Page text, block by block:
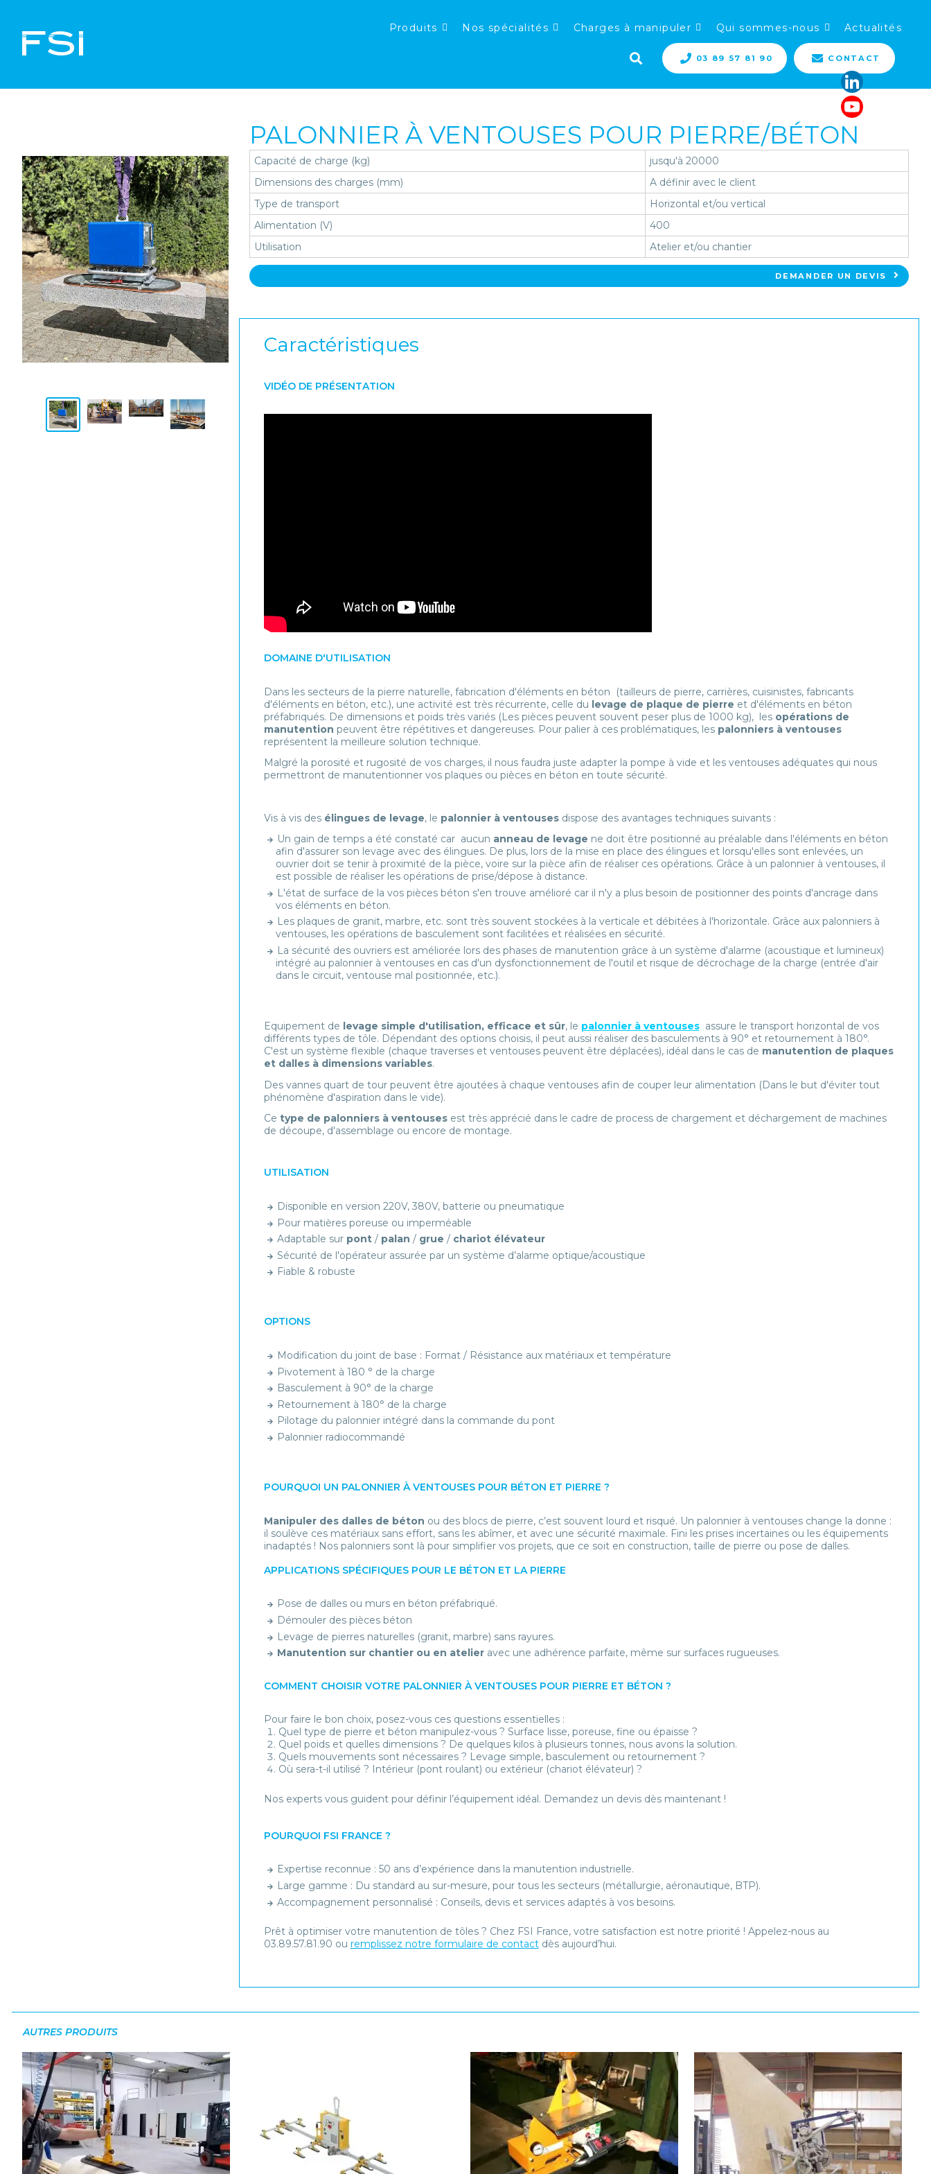
Produits Nos spécialités Charges à manipuler Qui sommes-nous Actualités
03 89 57 81 90 CONTACT
PALONNIER À VENTOUSES POUR PIERRE/BÉTON
Capacité de charge (kg)
jusqu'à 20000
Dimensions des charges (mm)
A définir avec le client
Type de transport
Horizontal et/ou vertical
Alimentation (V)
400
Utilisation
Atelier et/ou chantier
DEMANDER UN DEVIS
Caractéristiques
VIDÉO DE PRÉSENTATION
DOMAINE D'UTILISATION
Dans les secteurs de la pierre naturelle, fabrication d'éléments en béton (tailleurs de pierre, carrières, cuisinistes, fabricants
d'éléments en béton, etc.), une activité est très récurrente, celle du levage de plaque de pierre et d'éléments en béton
préfabriqués. De dimensions et poids très variés (Les pièces peuvent souvent peser plus de 1000 kg), les opérations de
manutention peuvent être répétitives et dangereuses. Pour palier à ces problématiques, les palonniers à ventouses
représentent la meilleure solution technique.
Malgré la porosité et rugosité de vos charges, il nous faudra juste adapter la pompe à vide et les ventouses adéquates qui nous
permettront de manutentionner vos plaques ou pièces en béton en toute sécurité.
Vis à vis des élingues de levage, le palonnier à ventousesdispose des avantages techniques suivants :
Un gain de temps a été constaté car aucun anneau de levage ne doit être positionné au préalable dans l'éléments en béton
afin d'assurer son levage avec des élingues. De plus, lors de la mise en place des élingues et lorsqu'elles sont enlevées, un
ouvrier doit se tenir à proximité de la pièce, voire sur la pièce afin de réaliser ces opérations. Grâce à un palonnier à ventouses, il
est possible de réaliser les opérations de prise/dépose à distance.
L'état de surface de la vos pièces béton s'en trouve amélioré car il n'y a plus besoin de positionner des points d'ancrage dans
vos éléments en béton.
Les plaques de granit, marbre, etc. sont très souvent stockées à la verticale et débitées à l'horizontale. Grâce aux palonniers à
ventouses, les opérations de basculement sont facilitées et réalisées en sécurité.
La sécurité des ouvriers est améliorée lors des phases de manutention grâce à un système d'alarme (acoustique et lumineux)
intégré au palonnier à ventouses en cas d'un dysfonctionnement de l'outil et risque de décrochage de la charge (entrée d'air
dans le circuit, ventouse mal positionnée, etc.).
Equipement de levage simple d'utilisation, efficace et sûr, le palonnier à ventouses assure le transport horizontal de vos
différents types de tôle. Dépendant des options choisis, il peut aussi réaliser des basculements à 90° et retournement à 180°.
C'est un système flexible (chaque traverses et ventouses peuvent être déplacées), idéal dans le cas de manutention de plaques
et dalles à dimensions variables.
Des vannes quart de tour peuvent être ajoutées à chaque ventouses afin de couper leur alimentation (Dans le but d'éviter tout
phénomène d'aspiration dans le vide).
Ce type de palonniers à ventousesest très apprécié dans le cadre de process de chargement et déchargement de machines
de découpe, d'assemblage ou encore de montage.
UTILISATION
Disponible en version 220V, 380V, batterie ou pneumatique
Pour matières poreuse ou imperméable
Adaptable sur pont / palan / grue / chariot élévateur
Sécurité de l'opérateur assurée par un système d’alarme optique/acoustique
Fiable & robuste
OPTIONS
Modification du joint de base : Format / Résistance aux matériaux et température
Pivotement à 180 ° de la charge
Basculement à 90° de la charge
Retournement à 180° de la charge
Pilotage du palonnier intégré dans la commande du pont
Palonnier radiocommandé
POURQUOI UN PALONNIER À VENTOUSES POUR BÉTON ET PIERRE ?
Manipuler des dalles de béton ou des blocs de pierre, c’est souvent lourd et risqué. Un palonnier à ventouseschange la donne :
il soulève ces matériaux sans effort, sans les abîmer, et avec une sécurité maximale. Fini les prises incertaines ou les équipements
inadaptés ! Nos palonniers sont là pour simplifier vos projets, que ce soit en construction, taille de pierre ou pose de dalles.
APPLICATIONS SPÉCIFIQUES POUR LE BÉTON ET LA PIERRE
Pose de dalles ou murs en béton préfabriqué.
Démouler des pièces béton
Levage de pierres naturelles (granit, marbre) sans rayures.
Manutention sur chantier ou en atelier avec une adhérence parfaite, même sur surfaces rugueuses.
COMMENT CHOISIR VOTRE PALONNIER À VENTOUSES POUR PIERRE ET BÉTON ?
Pour faire le bon choix, posez-vous ces questions essentielles :
Quel type de pierre et béton manipulez-vous ? Surface lisse, poreuse, fine ou épaisse ?
Quel poids et quelles dimensions ? De quelques kilos à plusieurs tonnes, nous avons la solution.
Quels mouvements sont nécessaires ? Levage simple, basculement ou retournement ?
Où sera-t-il utilisé ? Intérieur (pont roulant) ou extérieur (chariot élévateur) ?
Nos experts vous guident pour définir l’équipement idéal. Demandez un devis dès maintenant !
POURQUOI FSI FRANCE ?
Expertise reconnue : 50 ans d’expérience dans la manutention industrielle.
Large gamme : Du standard au sur-mesure, pour tous les secteurs (métallurgie, aéronautique, BTP).
Accompagnement personnalisé : Conseils, devis et services adaptés à vos besoins.
Prêt à optimiser votre manutention de tôles ? Chez FSI France, votre satisfaction est notre priorité ! Appelez-nous au
03.89.57.81.90 ou remplissez notre formulaire de contactdès aujourd’hui.
AUTRES PRODUITS